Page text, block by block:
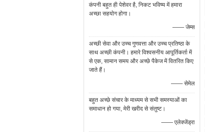
कंपनी बहुत ही पेशेवर है, निकट भविष्य में हमारा
अच्छा सहयोग होगा।
—— जेम्स
अच्छी सेवा और उच्च गुणवत्ता और उच्च प्रतिष्ठा के
साथ अच्छी कंपनी। हमारे विश्वसनीय आपूर्तिकर्ता में
से एक, सामान समय और अच्छे पैकेज में वितरित किए
जाते हैं।
—— सेमेल
बहुत अच्छे संचार के माध्यम से सभी समस्याओं का
समाधान हो गया, मेरी खरीद से संतुष्ट।
—— एलेक्जेंड्रा